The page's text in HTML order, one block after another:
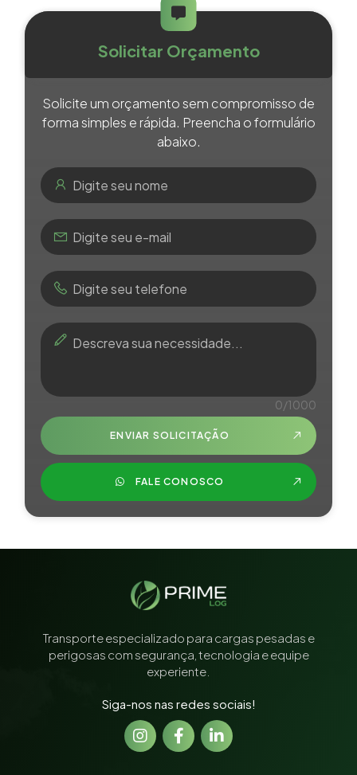
Solicitar Orçamento
Solicite um orçamento sem compromisso de
forma simples e rápida. Preencha o formulário
abaixo.
0/1000
ENVIAR SOLICITAÇÃO
FALE CONOSCO
Transporte especializado para cargas pesadas e
perigosas com segurança, tecnologia e equipe
experiente.
Siga-nos nas redes sociais!